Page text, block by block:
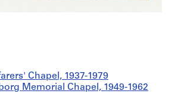
Chapel, 1937-1979
Memorial Chapel, 1949-1962